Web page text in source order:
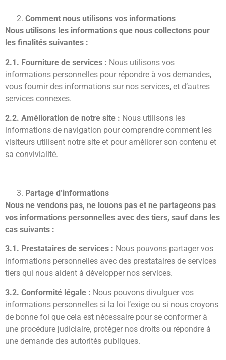
Comment nous utilisons vos informations
Nous utilisons les informations que nous collectons pour
les finalités suivantes :
2.1. Fourniture de services : Nous utilisons vos
informations personnelles pour répondre à vos demandes,
vous fournir des informations sur nos services, et d’autres
services connexes.
2.2. Amélioration de notre site : Nous utilisons les
informations de navigation pour comprendre comment les
visiteurs utilisent notre site et pour améliorer son contenu et
sa convivialité.
Partage d’informations
Nous ne vendons pas, ne louons pas et ne partageons pas
vos informations personnelles avec des tiers, sauf dans les
cas suivants :
3.1. Prestataires de services : Nous pouvons partager vos
informations personnelles avec des prestataires de services
tiers qui nous aident à développer nos services.
3.2. Conformité légale : Nous pouvons divulguer vos
informations personnelles si la loi l’exige ou si nous croyons
de bonne foi que cela est nécessaire pour se conformer à
une procédure judiciaire, protéger nos droits ou répondre à
une demande des autorités publiques.